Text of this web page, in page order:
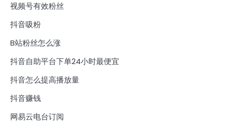
视频号有效粉丝
抖音吸粉
B站粉丝怎么涨
抖音自助平台下单24小时最便宜
抖音怎么提高播放量
抖音赚钱
网易云电台订阅